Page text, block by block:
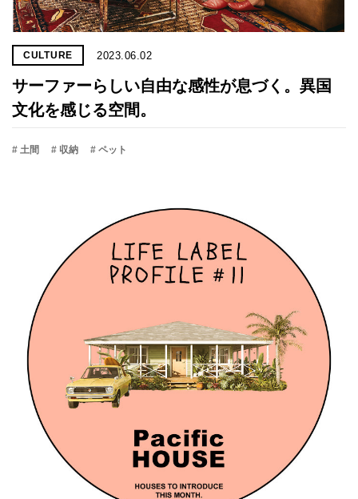
CULTURE 2023.06.02
サーファーらしい自由な感性が息づく。異国
文化を感じる空間。
# 土間 # 収納 # ペット